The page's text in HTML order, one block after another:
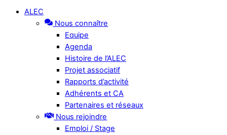
ALEC
Nous connaître
Equipe
Agenda
Histoire de l’ALEC
Projet associatif
Rapports d’activité
Adhérents et CA
Partenaires et réseaux
Nous rejoindre
Emploi / Stage